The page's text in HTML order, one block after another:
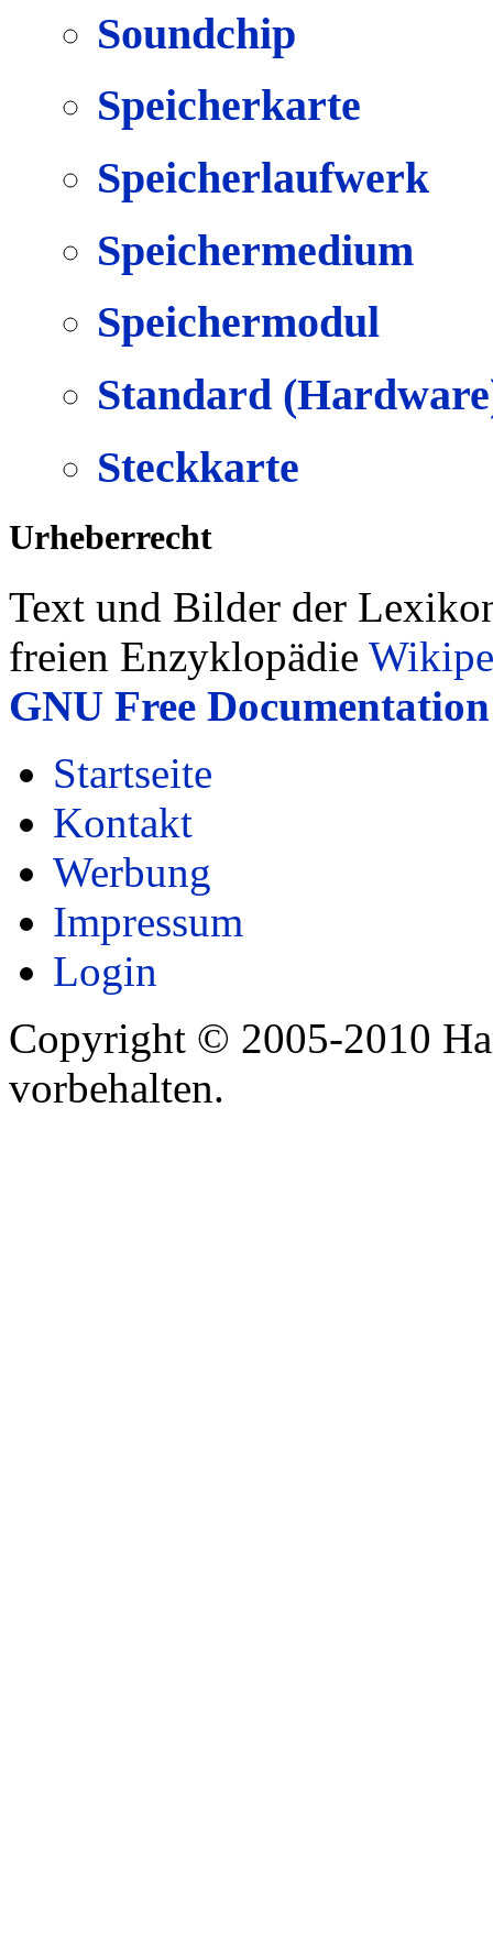
Soundchip
Speicherkarte
Speicherlaufwerk
Speichermedium
Speichermodul
Standard
Steckkarte
Urheberrecht
Text und Bilder der
freien Enzyklopädie
GNU Free
Startseite
Kontakt
Werbung
Impressum
Login
Copyright © 2005-2010
vorbehalten.